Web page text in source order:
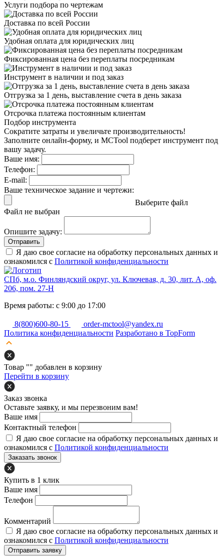
Услуги подбора по чертежам
Доставка по всей России
Удобная оплата для юридических лиц
Фиксированная цена без переплаты посредникам
Инструмент в наличии и под заказ
Отгрузка за 1 день, выставление счета в день заказа
Отсрочка платежа постоянным клиентам
Подбор инструмента
Сократите затраты и увеличьте производительность!
Заполните онлайн-форму, и MCTool подберет инструмент под
вашу задачу.
Ваше имя:
Телефон:
E-mail:
Ваше техническое задание и чертежи:
Выберите файл
Файл не выбран
Опишите задачу:
Отправить
Я даю свое согласие на обработку персональных данных и
ознакомился с Политикой конфиденциальности
СПб, м.о. Финляндский округ, ул. Ключевая, д. 30, лит. А, оф.
206, пом. 27-Н
Время работы: с 9:00 до 17:00
8(800)600-80-15
order-mctool@yandex.ru
Политика конфиденциальности Разработано в TopForm
Товар "" добавлен в корзину
Перейти в корзину
Заказ звонка
Оставьте заявку, и мы перезвоним вам!
Ваше имя
Контактный телефон
Я даю свое согласие на обработку персональных данных и
ознакомился с Политикой конфиденциальности
Заказать звонок
Купить в 1 клик
Ваше имя
Телефон
Комментарий
Я даю свое согласие на обработку персональных данных и
ознакомился с Политикой конфиденциальности
Отправить заявку